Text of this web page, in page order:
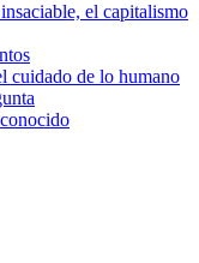
el capitalismo
cuidado de lo humano